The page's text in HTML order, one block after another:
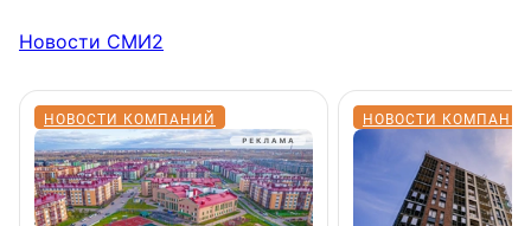
Новости СМИ2
НОВОСТИ КОМПАНИЙ НОВОСТИ